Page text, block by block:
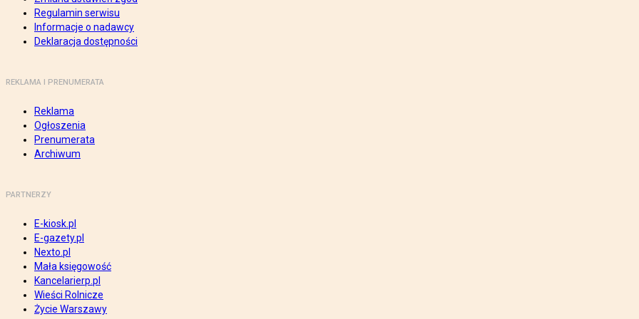
Regulamin serwisu
Informacje o nadawcy
Deklaracja dostępności
REKLAMA I PRENUMERATA
Reklama
Ogłoszenia
Prenumerata
Archiwum
PARTNERZY
E-kiosk.pl
E-gazety.pl
Nexto.pl
Mała księgowość
Kancelarierp.pl
Wieści Rolnicze
Życie Warszawy